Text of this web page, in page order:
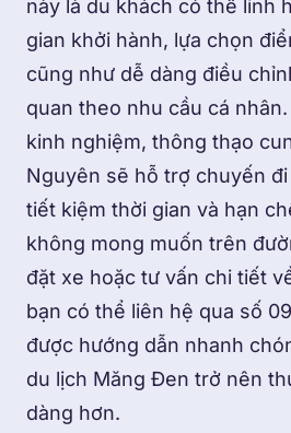
này là du khách có thể linh
gian khởi hành, lựa chọn
cũng như dễ dàng điều
quan theo nhu cầu cá
kinh nghiệm, thông thạo
Nguyên sẽ hỗ trợ chuyến
tiết kiệm thời gian và hạn
không mong muốn trên
đặt xe hoặc tư vấn chi tiết
bạn có thể liên hệ qua số
được hướng dẫn nhanh
du lịch Măng Đen trở nên
dàng hơn.